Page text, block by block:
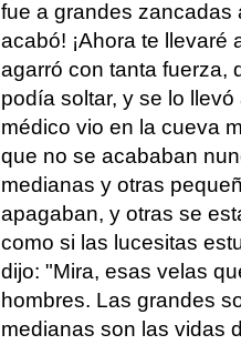
fue a grandes zancadas
acabó! ¡Ahora te llevaré
agarró con tanta fuerza,
podía soltar, y se lo
médico vio en la cueva
que no se acababan
medianas y otras
apagaban, y otras se
como si las lucesitas
dijo: "Mira, esas velas
hombres. Las grandes
medianas son las vidas